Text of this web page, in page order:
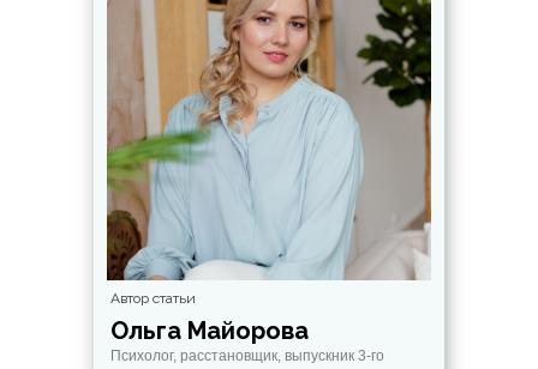
Психолог, расстановщик, выпускник 3-го
Автор статьи
Ольга Майорова